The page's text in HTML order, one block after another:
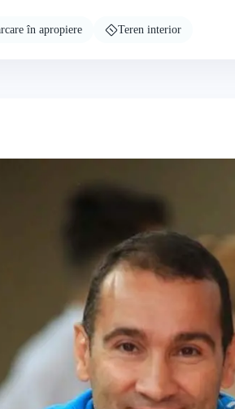
în apropiere Teren interior